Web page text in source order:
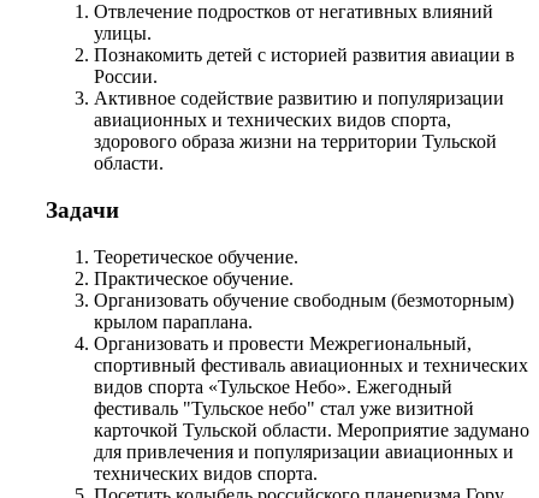
Отвлечение подростков от негативных влияний
улицы.
Познакомить детей с историей развития авиации в
России.
Активное содействие развитию и популяризации
авиационных и технических видов спорта,
здорового образа жизни на территории Тульской
области.
Задачи
Теоретическое обучение.
Практическое обучение.
Организовать обучение свободным (безмоторным)
крылом параплана.
Организовать и провести Межрегиональный,
спортивный фестиваль авиационных и технических
видов спорта «Тульское Небо». Ежегодный
фестиваль "Тульское небо" стал уже визитной
карточкой Тульской области. Мероприятие задумано
для привлечения и популяризации авиационных и
технических видов спорта.